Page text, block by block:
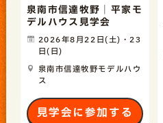
泉南市信達牧野｜平家モ
デルハウス見学会
2026年8月22日(土)・23
日(日)
泉南市信達牧野モデルハウ
ス
見学会に参加する